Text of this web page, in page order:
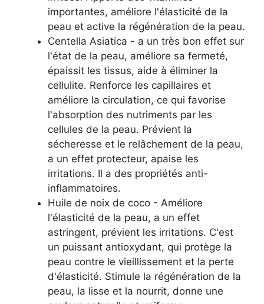
importantes, améliore l'élasticité de la
peau et active la régénération de la peau.
Centella Asiatica - a un très bon effet sur
l'état de la peau, améliore sa fermeté,
épaissit les tissus, aide à éliminer la
cellulite. Renforce les capillaires et
améliore la circulation, ce qui favorise
l'absorption des nutriments par les
cellules de la peau. Prévient la
sécheresse et le relâchement de la peau,
a un effet protecteur, apaise les
irritations. Il a des propriétés anti-
inflammatoires.
Huile de noix de coco - Améliore
l'élasticité de la peau, a un effet
astringent, prévient les irritations. C'est
un puissant antioxydant, qui protège la
peau contre le vieillissement et la perte
d'élasticité. Stimule la régénération de la
peau, la lisse et la nourrit, donne une